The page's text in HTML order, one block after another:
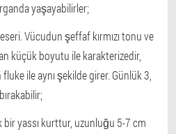
yaşayabilirler;
Vücudun şeffaf kırmızı tonu ve
küçük boyutu ile karakterizedir,
ile aynı şekilde girer. Günlük 3,
bir yassı kurttur, uzunluğu 5-7 cm